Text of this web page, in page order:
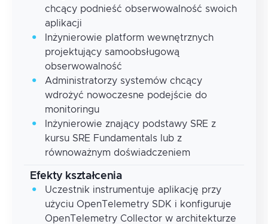
chcący podnieść obserwowalność swoich
aplikacji
Inżynierowie platform wewnętrznych
projektujący samoobsługową
obserwowalność
Administratorzy systemów chcący
wdrożyć nowoczesne podejście do
monitoringu
Inżynierowie znający podstawy SRE z
kursu SRE Fundamentals lub z
równoważnym doświadczeniem
Efekty kształcenia
Uczestnik instrumentuje aplikację przy
użyciu OpenTelemetry SDK i konfiguruje
OpenTelemetry Collector w architekturze